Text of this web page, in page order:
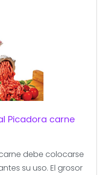
Picadora carne
debe colocarse
su uso. El grosor